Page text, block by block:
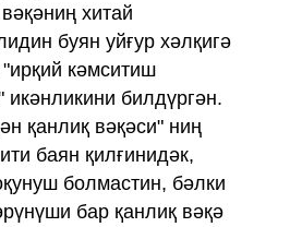
хитай
буян уйғур хәлқигә
"ирқий кәмситиш
икәнликини билдүргән.
қанлиқ вәқәси" ниң
баян қилғинидәк,
болмастин, бәлки
бар қанлиқ вәқә